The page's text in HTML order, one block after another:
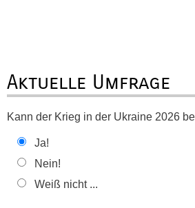
Aktuelle Umfrage
Kann der Krieg in der Ukraine 2026
Ja!
Nein!
Weiß nicht ...